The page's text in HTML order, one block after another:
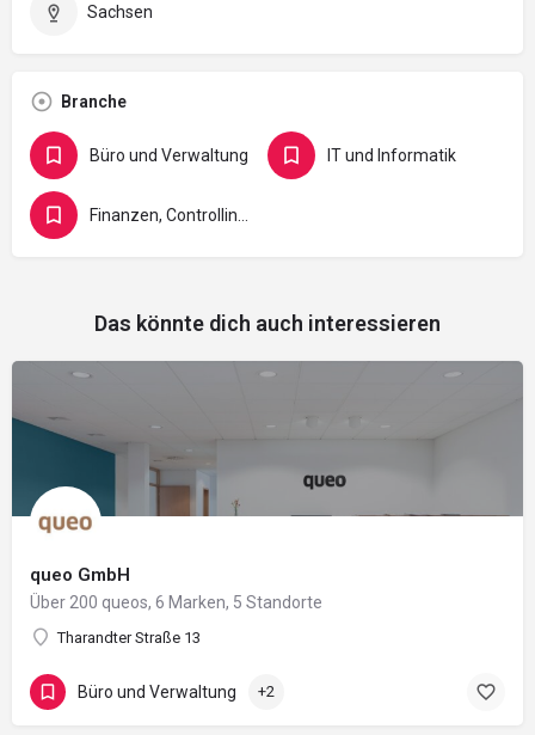
Sachsen
Branche
Büro und Verwaltung IT und Informatik
Das könnte dich auch interessieren
queo GmbH
Über 200 queos, 6 Marken, 5 Standorte
Tharandter Straße 13
Büro und Verwaltung +2